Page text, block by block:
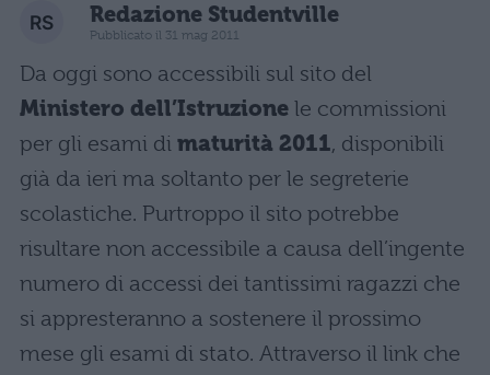
Redazione Studentville
Pubblicato il 31 mag 2011
Da oggi sono accessibili sul sito del
Ministero dell’Istruzione le commissioni
per gli esami di maturità 2011, disponibili
già da ieri ma soltanto per le segreterie
scolastiche. Purtroppo il sito potrebbe
risultare non accessibile a causa dell’ingente
numero di accessi dei tantissimi ragazzi che
si appresteranno a sostenere il prossimo
mese gli esami di stato. Attraverso il link che